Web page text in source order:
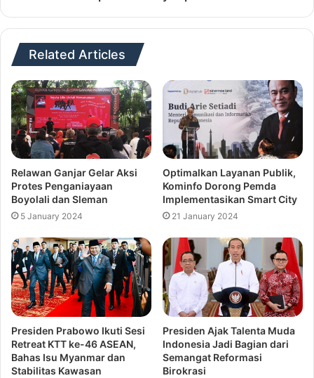
Related Articles
Relawan Ganjar Gelar Aksi
Protes Penganiayaan
Boyolali dan Sleman
5 January 2024
Optimalkan Layanan Publik,
Kominfo Dorong Pemda
Implementasikan Smart City
21 January 2024
Presiden Prabowo Ikuti Sesi
Retreat KTT ke-46 ASEAN,
Bahas Isu Myanmar dan
Stabilitas Kawasan
Presiden Ajak Talenta Muda
Indonesia Jadi Bagian dari
Semangat Reformasi
Birokrasi